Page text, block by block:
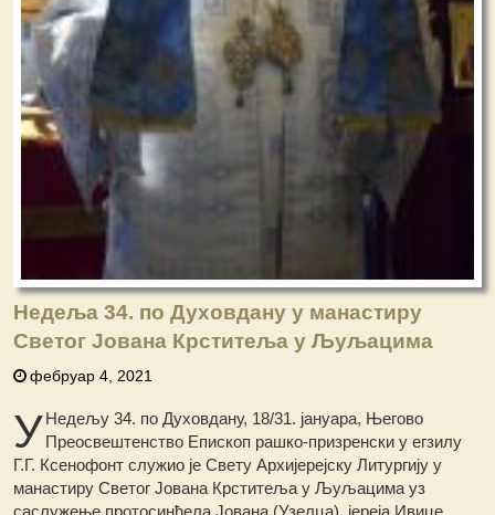
Недеља 34. по Духовдану у манастиру
Светог Јована Крститеља у Љуљацима
фебруар 4, 2021
УНедељу 34. по Духовдану, 18/31. јануара, Његово
Преосвештенство Епископ рашко-призренски у егзилу
Г.Г. Ксенофонт служио је Свету Архијерејску Литургију у
манастиру Светог Јована Крститеља у Љуљацима уз
саслужење протосинђела Јована (Узелца), јереја Ивице